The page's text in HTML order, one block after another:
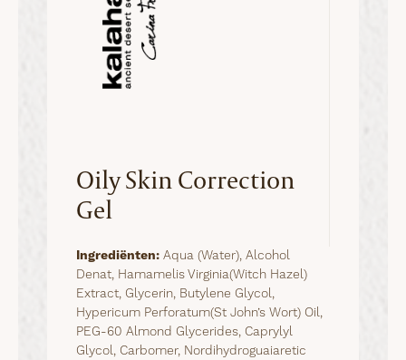
Oily Skin Correction
Gel
Ingrediënten: Aqua (Water), Alcohol
Denat, Hamamelis Virginia(Witch Hazel)
Extract, Glycerin, Butylene Glycol,
Hypericum Perforatum(St John’s Wort) Oil,
PEG-60 Almond Glycerides, Caprylyl
Glycol, Carbomer, Nordihydroguaiaretic